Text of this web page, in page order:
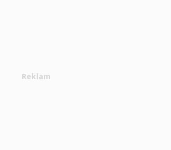
Reklam